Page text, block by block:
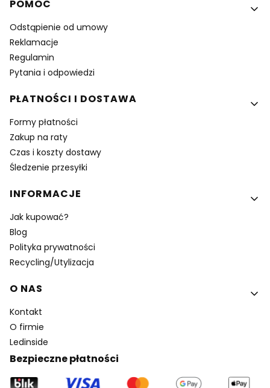
POMOC
Odstąpienie od umowy
Reklamacje
Regulamin
Pytania i odpowiedzi
PŁATNOŚCI I DOSTAWA
Formy płatności
Zakup na raty
Czas i koszty dostawy
Śledzenie przesyłki
INFORMACJE
Jak kupować?
Blog
Polityka prywatności
Recycling/Utylizacja
O NAS
Kontakt
O firmie
Ledinside
Bezpieczne płatności